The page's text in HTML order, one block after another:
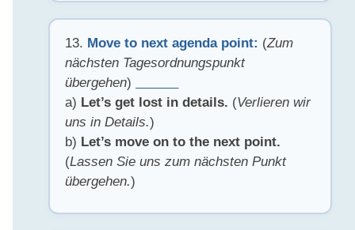
13. Move to next agenda point: (Zum
nächsten Tagesordnungspunkt
übergehen)
a) Let’s get lost in details. (Verlieren wir
uns in Details.)
b) Let’s move on to the next point.
(Lassen Sie uns zum nächsten Punkt
übergehen.)